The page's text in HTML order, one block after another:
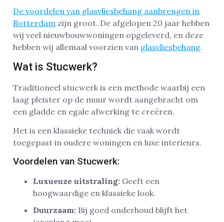
De voordelen van glasvliesbehang aanbrengen in
Rotterdam zijn groot. De afgelopen 20 jaar hebben
wij veel nieuwbouwwoningen opgeleverd, en deze
hebben wij allemaal voorzien van glasvliesbehang.
Wat is Stucwerk?
Traditioneel stucwerk is een methode waarbij een
laag pleister op de muur wordt aangebracht om
een gladde en egale afwerking te creëren.
Het is een klassieke techniek die vaak wordt
toegepast in oudere woningen en luxe interieurs.
Voordelen van Stucwerk:
Luxueuze uitstraling: Geeft een
hoogwaardige en klassieke look.
Duurzaam: Bij goed onderhoud blijft het